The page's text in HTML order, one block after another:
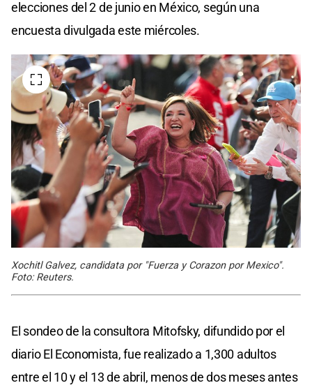
elecciones del 2 de junio en México, según una
encuesta divulgada este miércoles.
Xochitl Galvez, candidata por "Fuerza y Corazon por Mexico".
Foto: Reuters.
El sondeo de la consultora Mitofsky, difundido por el
diario El Economista, fue realizado a 1,300 adultos
entre el 10 y el 13 de abril, menos de dos meses antes